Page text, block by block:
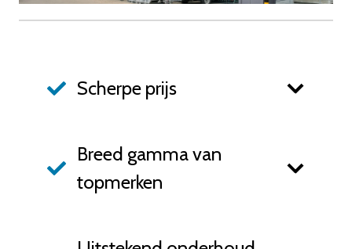
Scherpe prijs
Breed gamma van
topmerken